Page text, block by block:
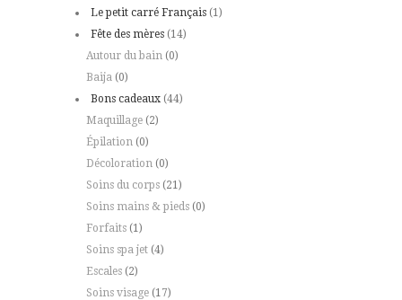
Le petit carré Français (1)
Fête des mères (14)
Autour du bain (0)
Baija (0)
Bons cadeaux (44)
Maquillage (2)
Épilation (0)
Décoloration (0)
Soins du corps (21)
Soins mains & pieds (0)
Forfaits (1)
Soins spa jet (4)
Escales (2)
Soins visage (17)